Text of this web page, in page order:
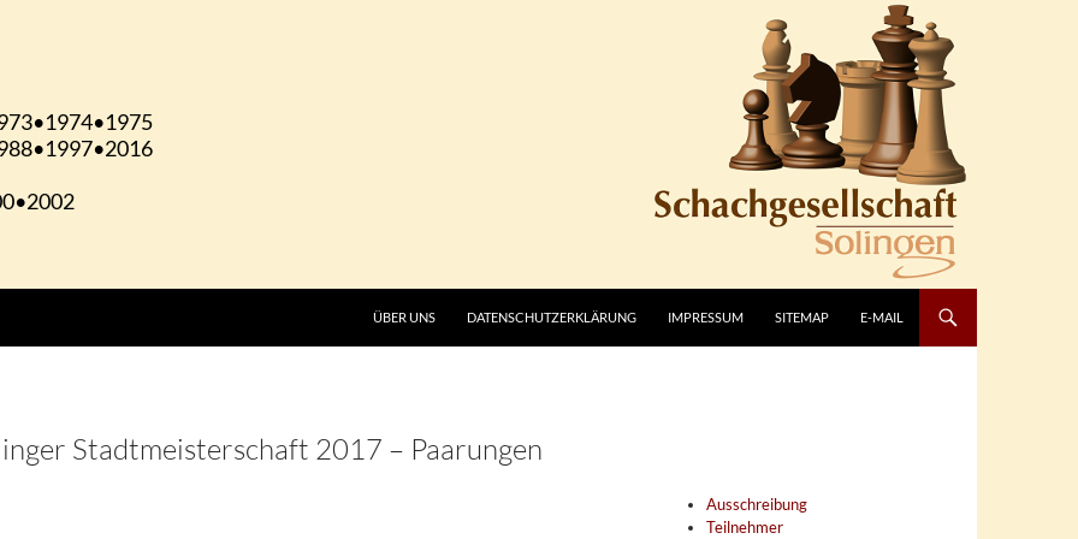
ÜBER UNS DATENSCHUTZERKLÄRUNG IMPRESSUM SITEMAP E-MAIL
Stadtmeisterschaft 2017 – Paarungen
Ausschreibung
Teilnehmer